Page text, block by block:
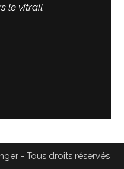
le vitrail
- Tous droits réservés